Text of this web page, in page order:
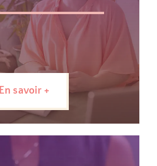
En savoir +